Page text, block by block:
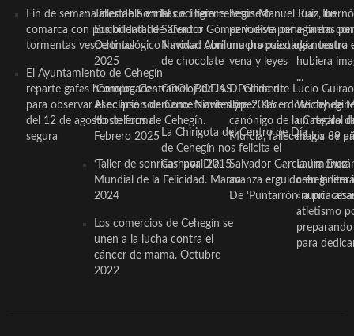
Fin de semana inestable en la
comarca con posibilidad de
tormentas vespertinas
El Ayuntamiento de Cehegín
reparte gafas homologadas
para observar el eclipse solar
del 12 de agosto de forma
segura
Taller de Sonrisas e Higiene
Bucodental de ‘Centro
Odontológico Innova’. Abril
2025
‘Compra Contrarreloj’ de la
Asociación de Comerciantes y
Hosteleros de Cehegín.
Febrero 2025
‘Taller de sonrisas’ por Día
Mundial de la Felicidad. Marzo
2024
Los comercios de Cehegín se
unen a la lucha contra el
cáncer de mama. Octubre
2022
El cocinero ceheginero
Salvador Gómez vuelve por
Navidad con una propuesta
de chocolate
COOL BODAS. Pedida de
mano. Noviembre 2015
La Chirigota del Centro de Día
de Cehegín nos felicita el
Carnaval 2015
Jesús Manuel Ruiz, un
periodista ceheginero con
mucha psicología, teatro
vena y leyes
D. Clemente Lucio Guirao
López, sacerdote
canónigo de la Catedral
Murcia, fallece a los 89
Salvador García Jiménez
avanza erguido en la
De ‘Puntarrón’ a
Juan
a tantas
de nuestra
hubiera
...
Wichy de
un regalo
magia de
Laura
ceheginera
«nunca
atletismo
para